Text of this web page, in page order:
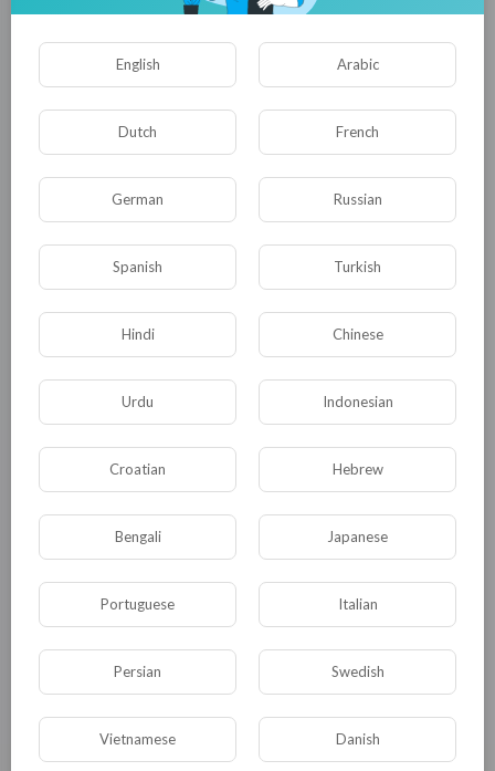
«Открытая Россия» закрывается
Hunter_Tompson
27/05/21
Преступление и наказание в мире либерального
Hunter_Tompson
English Arabic
Dutch French
German Russian
Spanish Turkish
Hindi Chinese
Urdu Indonesian
Croatian Hebrew
Bengali Japanese
Portuguese Italian
Persian Swedish
Vietnamese Danish